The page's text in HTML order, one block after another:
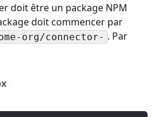
doit être un package NPM
doit commencer par
org/connector- . Par